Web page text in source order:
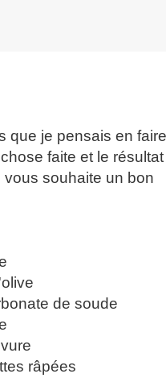
que je pensais en
faite et le
souhaite un bon
de soude
râpées